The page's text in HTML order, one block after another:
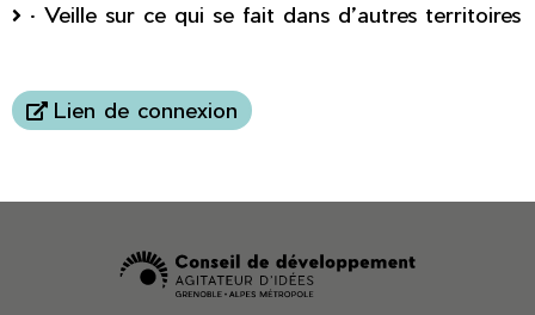
· Veille sur ce qui se fait dans d’autres territoires
Lien de connexion